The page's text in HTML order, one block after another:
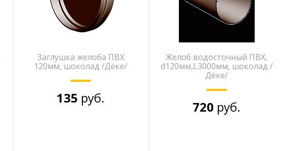
Заглушка желоба ПВХ
120мм, шоколад /Дёке/
135 руб.
Желоб водосточный ПВХ,
d120мм,L3000мм, шоколад /
Дёке/
720 руб.